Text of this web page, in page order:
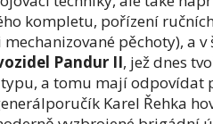
kompletu, pořízení
pěchoty), a
Pandur II, jež dnes
a tomu mají odpovídat
Karel Řehka